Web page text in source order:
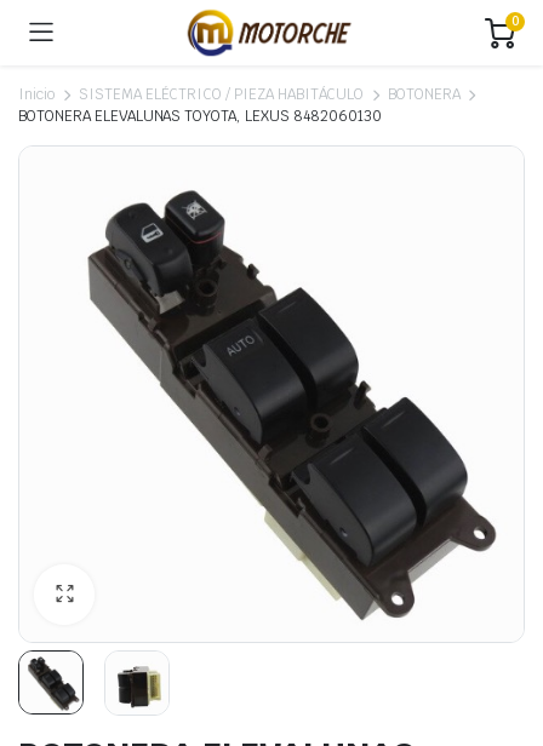
0
Inicio SISTEMA ELÉCTRICO / PIEZA HABITÁCULO
BOTONERA
BOTONERA ELEVALUNAS TOYOTA, LEXUS 8482060130